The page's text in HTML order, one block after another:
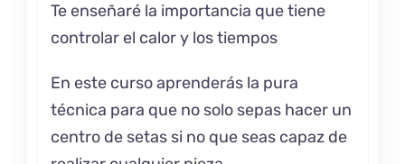
Te enseñaré la importancia que tiene
controlar el calor y los tiempos
En este curso aprenderás la pura
técnica para que no solo sepas hacer un
centro de setas si no que seas capaz de